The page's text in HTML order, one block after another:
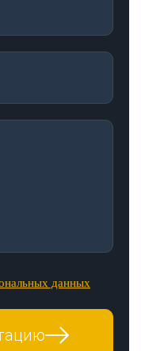
данных